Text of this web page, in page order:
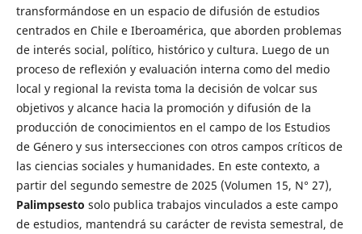
transformándose en un espacio de difusión de estudios
centrados en Chile e Iberoamérica, que aborden problemas
de interés social, político, histórico y cultura. Luego de un
proceso de reflexión y evaluación interna como del medio
local y regional la revista toma la decisión de volcar sus
objetivos y alcance hacia la promoción y difusión de la
producción de conocimientos en el campo de los Estudios
de Género y sus intersecciones con otros campos críticos de
las ciencias sociales y humanidades. En este contexto, a
partir del segundo semestre de 2025 (Volumen 15, N° 27),
Palimpsesto solo publica trabajos vinculados a este campo
de estudios, mantendrá su carácter de revista semestral, de